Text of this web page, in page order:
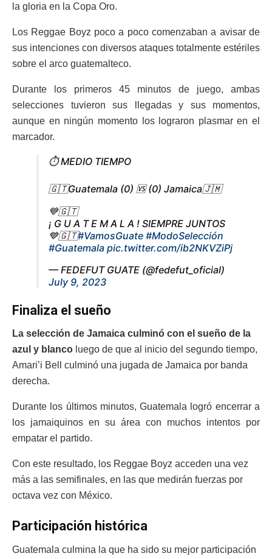
la gloria en la Copa Oro.
Los Reggae Boyz poco a poco comenzaban a avisar de
sus intenciones con diversos ataques totalmente estériles
sobre el arco guatemalteco.
Durante los primeros 45 minutos de juego, ambas
selecciones tuvieron sus llegadas y sus momentos,
aunque en ningún momento los lograron plasmar en el
marcador.
⏱️ MEDIO TIEMPO
🇬🇹Guatemala (0) 🆚 (0) Jamaica🇯🇲
💙🇬🇹
¡ G U A T E M A L A ! SIEMPRE JUNTOS
💙🇬🇹#VamosGuate #ModoSelección
#Guatemala pic.twitter.com/ib2NKVZiPj
— FEDEFUT GUATE (@fedefut_oficial)
July 9, 2023
Finaliza el sueño
La selección de Jamaica culminó con el sueño de la
azul y blanco luego de que al inicio del segundo tiempo,
Amari’i Bell culminó una jugada de Jamaica por banda
derecha.
Durante los últimos minutos, Guatemala logró encerrar a
los jamaiquinos en su área con muchos intentos por
empatar el partido.
Con este resultado, los Reggae Boyz acceden una vez
más a las semifinales, en las que medirán fuerzas por
octava vez con México.
Participación histórica
Guatemala culmina la que ha sido su mejor participación